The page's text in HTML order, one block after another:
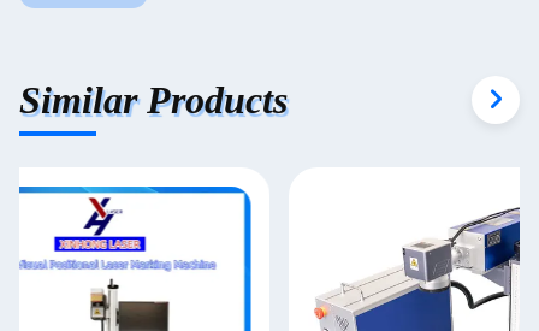
Similar Products